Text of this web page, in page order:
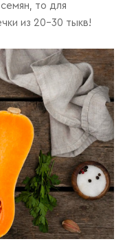
то для
из 20–30 тыкв!